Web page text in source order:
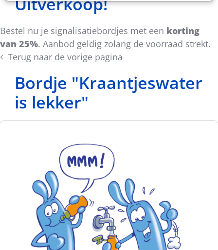
Bestel nu je signalisatiebordjes met een korting
van 25%. Aanbod geldig zolang de voorraad strekt.
Terug naar de vorige pagina
Bordje "Kraantjeswater
is lekker"